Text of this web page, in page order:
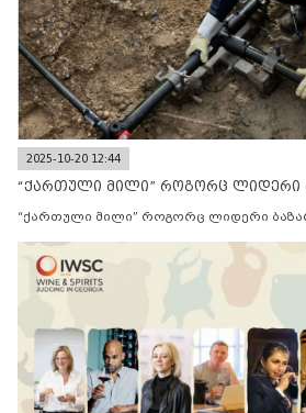
2025-10-20 12:44
“ქართული მილი” როგორც ლიდერი
“ქართული მილი” როგორც ლიდერი